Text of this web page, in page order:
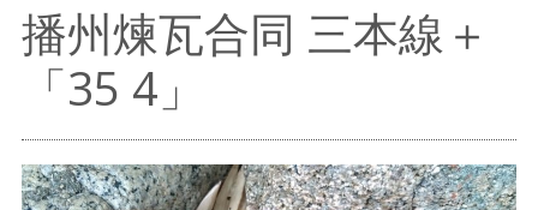
播州煉瓦合同 三本線＋
「35 4」